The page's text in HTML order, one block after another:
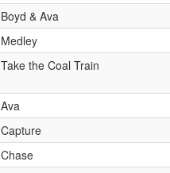
Boyd & Ava
Medley
Take the Coal Train
Ava
Capture
Chase